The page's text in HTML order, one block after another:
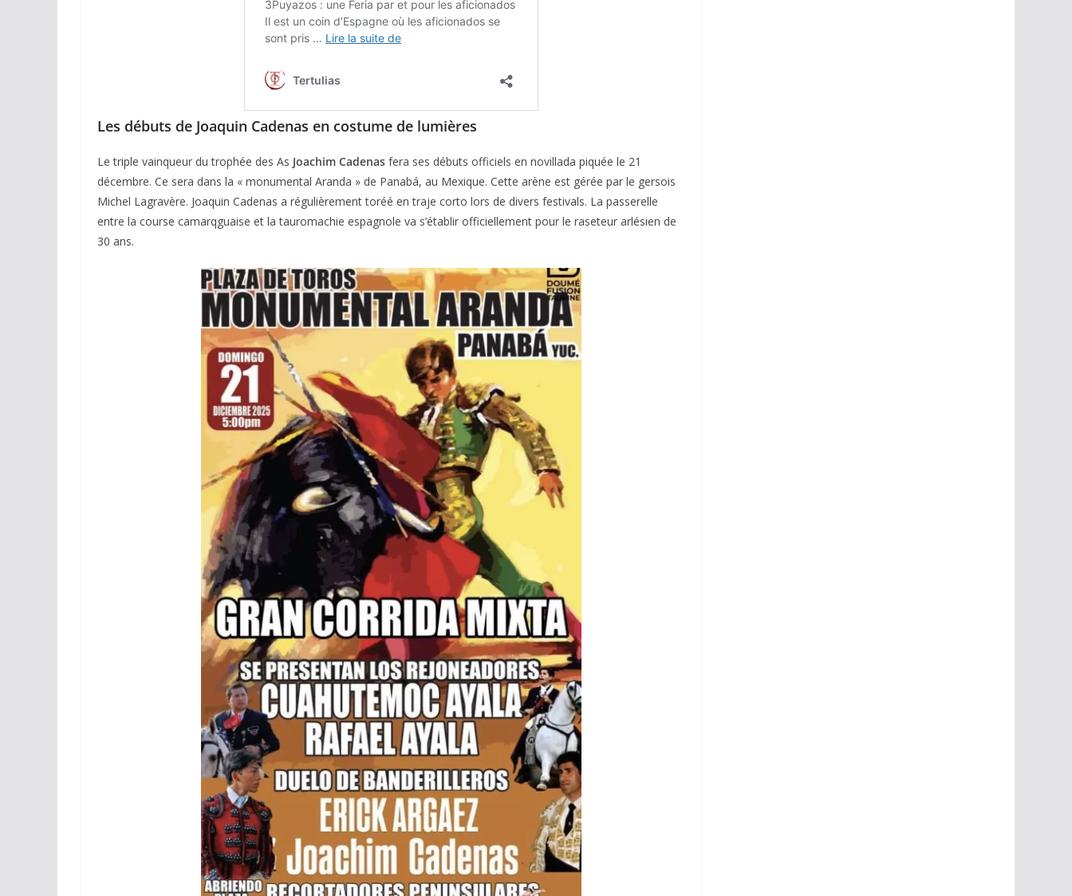
Les débuts de Joaquin Cadenas en costume de lumières
Le triple vainqueur du trophée des As Joachim Cadenas fera ses débuts officiels en novillada piquée le 21
décembre. Ce sera dans la « monumental Aranda » de Panabá, au Mexique. Cette arène est gérée par le gersois
Michel Lagravère. Joaquin Cadenas a régulièrement toréé en traje corto lors de divers festivals. La passerelle
entre la course camarqguaise et la tauromachie espagnole va s’établir officiellement pour le raseteur arlésien de
30 ans.